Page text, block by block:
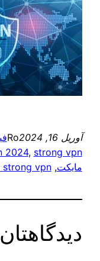
آوریل 16, 2024 Ro
2024, strong vpn از گوگل
مایکت, strong vpn با لینک اصلی